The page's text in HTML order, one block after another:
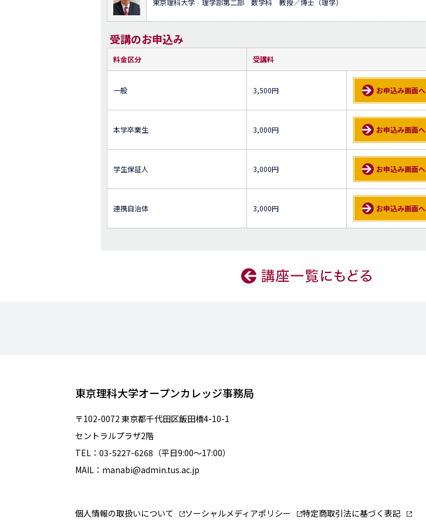
東京理科大学 理学部第二部 数学科 教授／博士（理学）
受講のお申込み
料金区分 受講料
一般 3,500円 お申込み画面へ
本学卒業生 3,000円 お申込み画面へ
学生保証人 3,000円 お申込み画面へ
連携自治体 3,000円 お申込み画面へ
東京理科大学オープンカレッジ事務局
〒102-0072 東京都千代田区飯田橋4-10-1
セントラルプラザ2階
TEL：03-5227-6268（平日9:00～17:00）
MAIL：manabi@admin.tus.ac.jp
個人情報の取扱いについて ソーシャルメディアポリシー 特定商取引法に基づく表記